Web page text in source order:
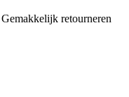
Gemakkelijk retourneren